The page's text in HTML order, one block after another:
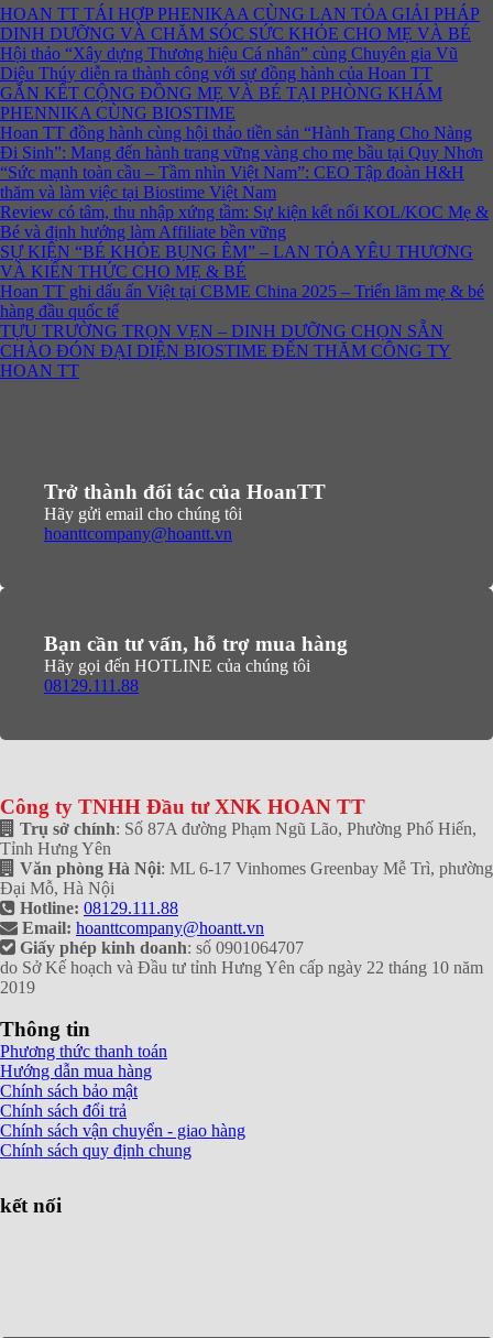
HOAN TT TÁI HỢP PHENIKAA CÙNG LAN TỎA GIẢI PHÁP
DINH DƯỠNG VÀ CHĂM SÓC SỨC KHỎE CHO MẸ VÀ BÉ
Hội thảo “Xây dựng Thương hiệu Cá nhân” cùng Chuyên gia Vũ
Diệu Thúy diễn ra thành công với sự đồng hành của Hoan TT
GẮN KẾT CỘNG ĐỒNG MẸ VÀ BÉ TẠI PHÒNG KHÁM
PHENNIKA CÙNG BIOSTIME
Hoan TT đồng hành cùng hội thảo tiền sản “Hành Trang Cho Nàng
Đi Sinh”: Mang đến hành trang vững vàng cho mẹ bầu tại Quy Nhơn
“Sức mạnh toàn cầu – Tầm nhìn Việt Nam”: CEO Tập đoàn H&H
thăm và làm việc tại Biostime Việt Nam
Review có tâm, thu nhập xứng tầm: Sự kiện kết nối KOL/KOC Mẹ &
Bé và định hướng làm Affiliate bền vững
SỰ KIỆN “BÉ KHỎE BỤNG ÊM” – LAN TỎA YÊU THƯƠNG
VÀ KIẾN THỨC CHO MẸ & BÉ
Hoan TT ghi dấu ấn Việt tại CBME China 2025 – Triển lãm mẹ & bé
hàng đầu quốc tế
TỰU TRƯỜNG TRỌN VẸN – DINH DƯỠNG CHỌN SẴN
CHÀO ĐÓN ĐẠI DIỆN BIOSTIME ĐẾN THĂM CÔNG TY
HOAN TT
Trở thành đối tác của HoanTT
Hãy gửi email cho chúng tôi
hoanttcompany@hoantt.vn
Bạn cần tư vấn, hỗ trợ mua hàng
Hãy gọi đến HOTLINE của chúng tôi
08129.111.88
Công ty TNHH Đầu tư XNK HOAN TT
Trụ sở chính: Số 87A đường Phạm Ngũ Lão, Phường Phố Hiến,
Tỉnh Hưng Yên
Văn phòng Hà Nội: ML 6-17 Vinhomes Greenbay Mễ Trì, phường
Đại Mỗ, Hà Nội
Hotline: 08129.111.88
Email: hoanttcompany@hoantt.vn
Giấy phép kinh doanh: số 0901064707
do Sở Kế hoạch và Đầu tư tỉnh Hưng Yên cấp ngày 22 tháng 10 năm
2019
Thông tin
Phương thức thanh toán
Hướng dẫn mua hàng
Chính sách bảo mật
Chính sách đổi trả
Chính sách vận chuyển - giao hàng
Chính sách quy định chung
kết nối